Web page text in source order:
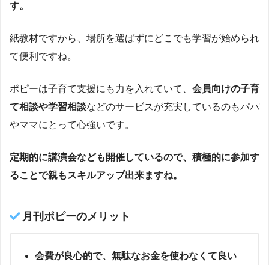
す。
紙教材ですから、場所を選ばずにどこでも学習が始められ
て便利ですね。
ポピーは子育て支援にも力を入れていて、 会員向けの子育
て相談や学習相談などのサービスが充実しているのもパパ
やママにとって心強いです。
定期的に講演会なども開催しているので、積極的に参加す
ることで親もスキルアップ出来ますね。
月刊ポピーのメリット
会費が良心的で、無駄なお金を使わなくて良い